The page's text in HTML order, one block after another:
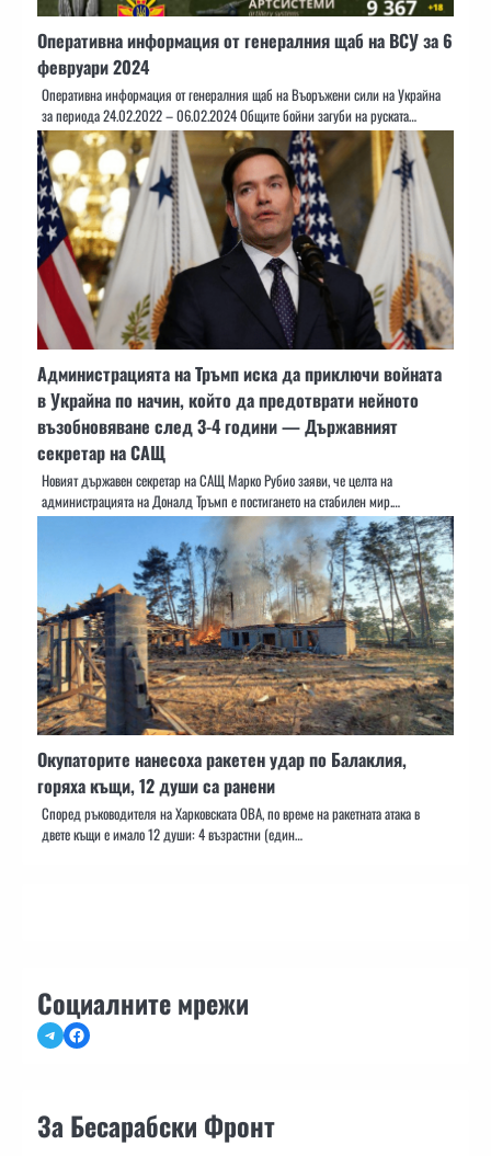
Оперативна информация от генералния щаб на ВСУ за 6
февруари 2024
Оперативна информация от генералния щаб на Въоръжени сили на Украйна
за периода 24.02.2022 – 06.02.2024 Общите бойни загуби на руската…
Администрацията на Тръмп иска да приключи войната
в Украйна по начин, който да предотврати нейното
възобновяване след 3-4 години — Държавният
секретар на САЩ
Новият държавен секретар на САЩ Марко Рубио заяви, че целта на
администрацията на Доналд Тръмп е постигането на стабилен мир.…
Окупаторите нанесоха ракетен удар по Балаклия,
горяха къщи, 12 души са ранени
Според ръководителя на Харковската ОВА, по време на ракетната атака в
двете къщи е имало 12 души: 4 възрастни (един…
Социалните мрежи
TelegramFacebook
За Бесарабски Фронт